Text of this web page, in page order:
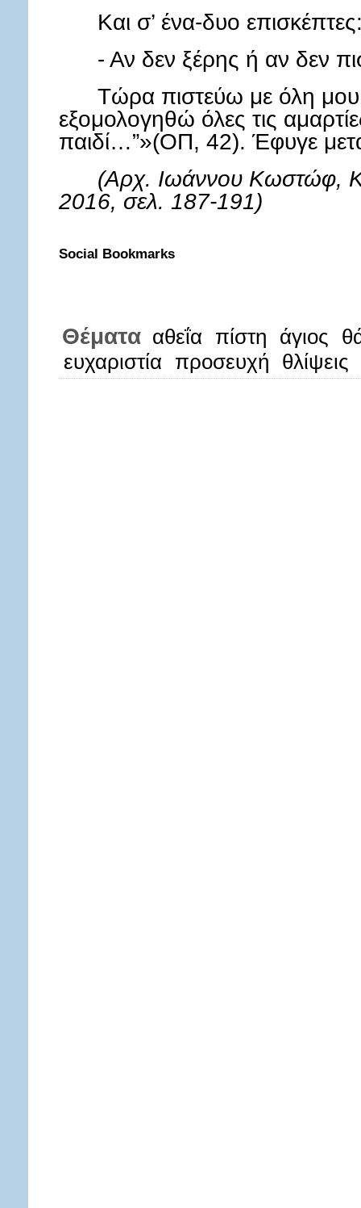
Και σ’ ένα-δυο
- Αν δεν ξέρης ή αν δεν
Τώρα πιστεύω με όλη
εξομολογηθώ όλες τις
παιδί…”»(ΟΠ, 42). Έφυγε
(Αρχ. Ιωάννου Κωστώφ,
2016, σελ. 187-191)
Social Bookmarks
Θέματα αθεΐα πίστη άγιος
ευχαριστία προσευχή θλίψεις